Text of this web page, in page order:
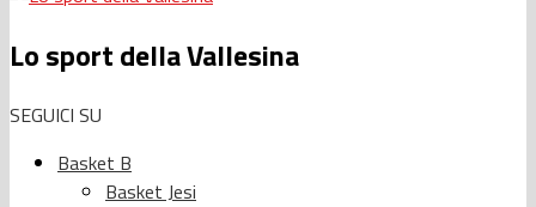
Lo sport della Vallesina
SEGUICI SU
Basket B
Basket Jesi